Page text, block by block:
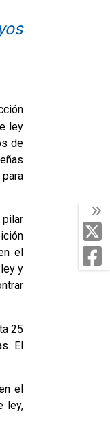
ley
de
pilar
el
y
25
El
el
ley,